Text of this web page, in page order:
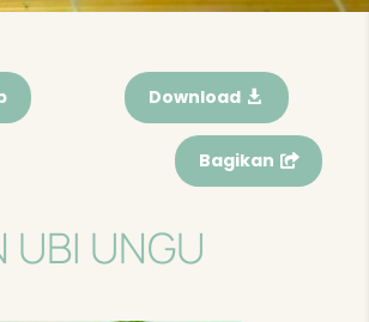
Download
Bagikan
UBI UNGU